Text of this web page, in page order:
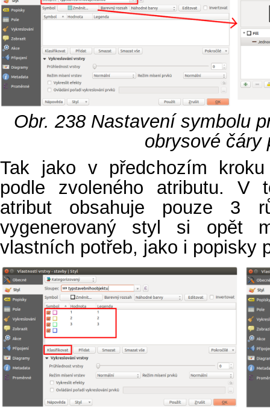
Obr. 238 Nastavení symbolu
obrysové čáry
Tak jako v předchozím kroku
podle zvoleného atributu. V
atribut obsahuje pouze 3
vygenerovaný styl si opět
vlastních potřeb, jako i popisky